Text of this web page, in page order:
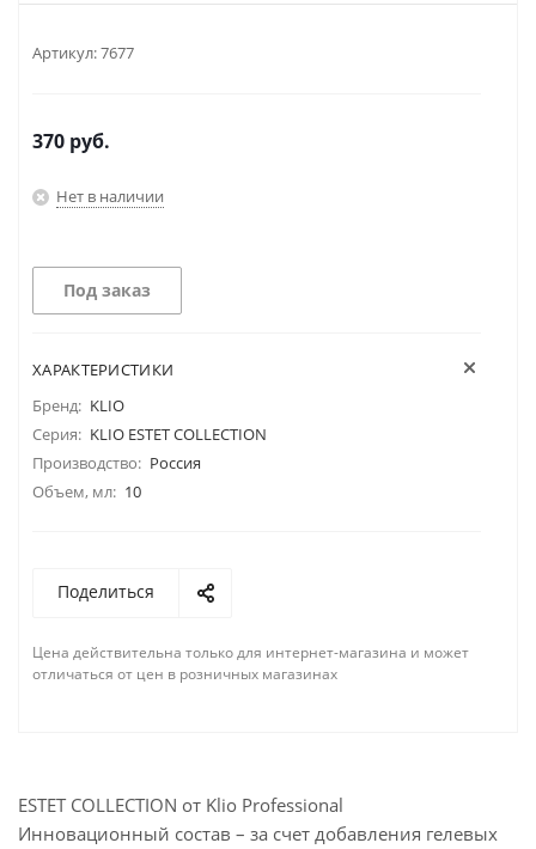
Артикул:7677
370 руб.
Нет в наличии
Под заказ
ХАРАКТЕРИСТИКИ
Бренд: KLIO
Серия: KLIO ESTET COLLECTION
Производство: Россия
Объем, мл: 10
Поделиться
Цена действительна только для интернет-магазина и может
отличаться от цен в розничных магазинах
ESTET COLLECTION от Klio Professional
Инновационный состав – за счет добавления гелевых